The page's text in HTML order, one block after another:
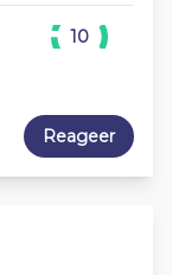
10
Reageer